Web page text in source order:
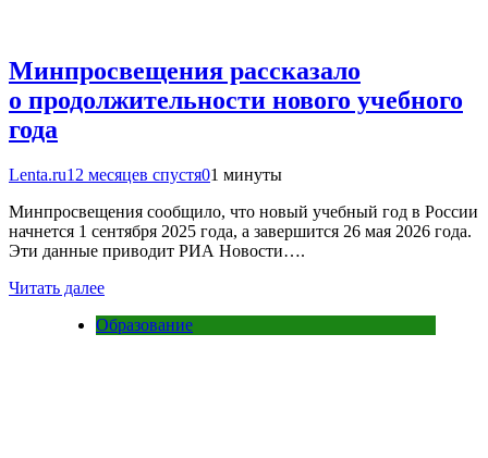
Минпросвещения рассказало
о продолжительности нового учебного
года
Lenta.ru12 месяцев спустя01 минуты
Минпросвещения сообщило, что новый учебный год в России
начнется 1 сентября 2025 года, а завершится 26 мая 2026 года.
Эти данные приводит РИА Новости….
Читать далее
Образование